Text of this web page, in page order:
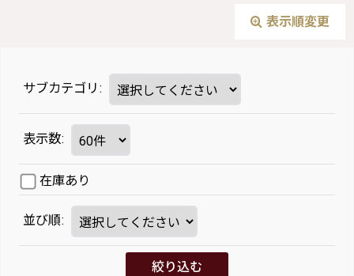
表示順変更
サブカテゴリ :
表示数:
在庫あり
並び順:
絞り込む